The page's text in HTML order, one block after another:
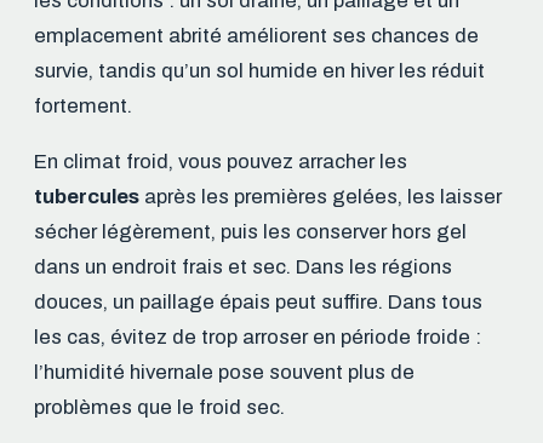
emplacement abrité améliorent ses chances de
survie, tandis qu’un sol humide en hiver les réduit
fortement.
En climat froid, vous pouvez arracher les
tubercules après les premières gelées, les laisser
sécher légèrement, puis les conserver hors gel
dans un endroit frais et sec. Dans les régions
douces, un paillage épais peut suffire. Dans tous
les cas, évitez de trop arroser en période froide :
l’humidité hivernale pose souvent plus de
problèmes que le froid sec.